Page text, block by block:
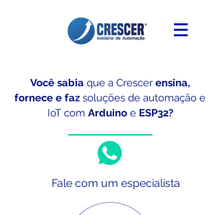
Você sabia que a Crescer ensina,
fornece e faz soluções de automação e
IoT com Arduino e ESP32?
Fale com um especialista